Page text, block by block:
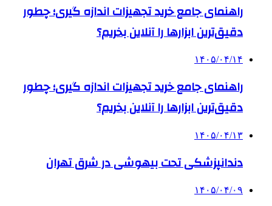
راهنمای جامع خرید تجهیزات اندازه گیری؛ چطور
دقیق‌ترین ابزارها را آنلاین بخریم؟
۱۴۰۵/۰۴/۱۴
راهنمای جامع خرید تجهیزات اندازه گیری؛ چطور
دقیق‌ترین ابزارها را آنلاین بخریم؟
۱۴۰۵/۰۴/۱۳
دندانپزشکی تحت بیهوشی در شرق تهران
۱۴۰۵/۰۴/۰۹